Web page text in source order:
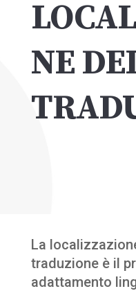
NE
La
traduzione è il
adattamento